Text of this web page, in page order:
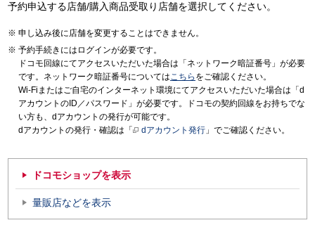
予約申込する店舗/購入商品受取り店舗を選択してください。
申し込み後に店舗を変更することはできません。
予約手続きにはログインが必要です。
ドコモ回線にてアクセスいただいた場合は「ネットワーク暗証番号」が必要
です。ネットワーク暗証番号についてはこちら をご確認ください。
Wi-Fiまたはご自宅のインターネット環境にてアクセスいただいた場合は「d
アカウントのID／パスワード」が必要です。ドコモの契約回線をお持ちでな
い方も、dアカウントの発行が可能です。
dアカウントの発行・確認は「
dアカウント発行 」でご確認ください。
ドコモショップを表示
量販店などを表示